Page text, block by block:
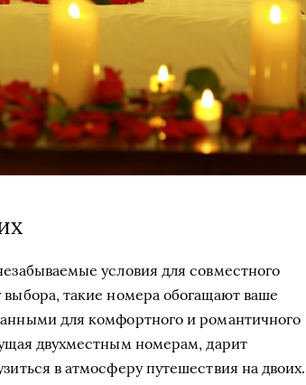
условия для совместного
такие номера обогащают ваше
для комфортного и романтичного
двухместным номерам, дарит
в атмосферу путешествия на двоих.